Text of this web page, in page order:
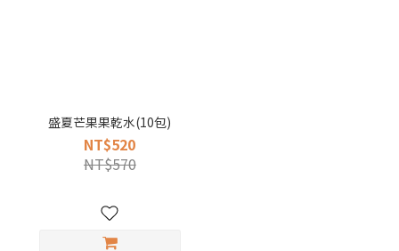
盛夏芒果果乾水(10包)
NT$520
NT$570